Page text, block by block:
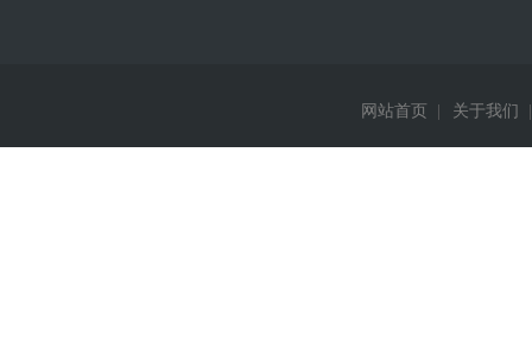
网站首页 关于我们